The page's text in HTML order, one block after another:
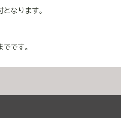
なります。
です。